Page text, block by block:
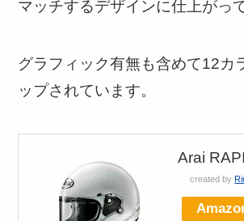
マッチするデザインに仕上がっ
グラフィック有無も含めて12カ
ップされています。
Arai
created by